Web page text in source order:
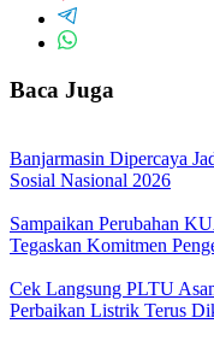
Baca Juga
Banjarmasin Dipercaya
Sosial Nasional 2026
Sampaikan Perubahan
Tegaskan Komitmen
Cek Langsung PLTU
Perbaikan Listrik Terus